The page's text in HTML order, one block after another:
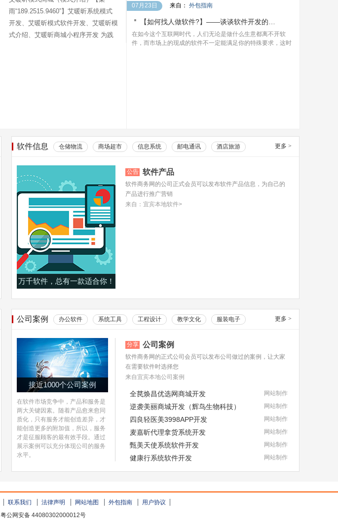
雨“189.2515.9460”】艾暖昕系统模式
开发、艾暖昕模式软件开发、艾暖昕模
式介绍、艾暖昕商城小程序开发 为践
07月23日 来自： 外包指南

在如今这个互联网时代，人们无论是做什么生意都离不开软
件，而市场上的现成的软件不一定能满足你的特殊要求，这时
软件信息 仓储物流 商场超市 信息系统 邮电通讯 酒店旅游 更多 >
万千软件，总有一款适合你！
公告 软件产品
软件商务网的公司正式会员可以发布软件产品信息，为自己的
产品进行推广营销
来自：宜宾本地软件>
公司案例 办公软件 系统工具 工程设计 教学文化 服装电子 更多 >
接近1000个公司案例
在软件市场竞争中，产品和服务是
两大关键因素。随着产品愈来愈同
质化，只有服务才能创造差异，才
能创造更多的附加值，所以，服务
才是征服顾客的最有效手段。通过
展示案例可以充分体现公司的服务
水平。
分享 公司案例
软件商务网的正式公司会员可以发布公司做过的案例，让大家
在需要软件时选择您
来自宜宾本地公司案例
全苠焕昌优选网商城开发 网站制作
逆袭美丽商城开发（辉鸟生物科技） 网站制作
四良轻医美3998APP开发 网站制作
麦嘉昕代理拿货系统开发 网站制作
甄美天使系统软件开发 网站制作
健康行系统软件开发 网站制作
联系我们 法律声明 网站地图 外包指南
用户协议
粤公网安备 44080302000012号